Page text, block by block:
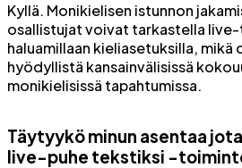
Kyllä. Monikielisen istunnon
osallistujat voivat tarkastella
haluamillaan kieliasetuksilla, mikä
hyödyllistä kansainvälisissä
monikielisissä tapahtumissa.
Täytyykö minun asentaa
live-puhe tekstiksi -